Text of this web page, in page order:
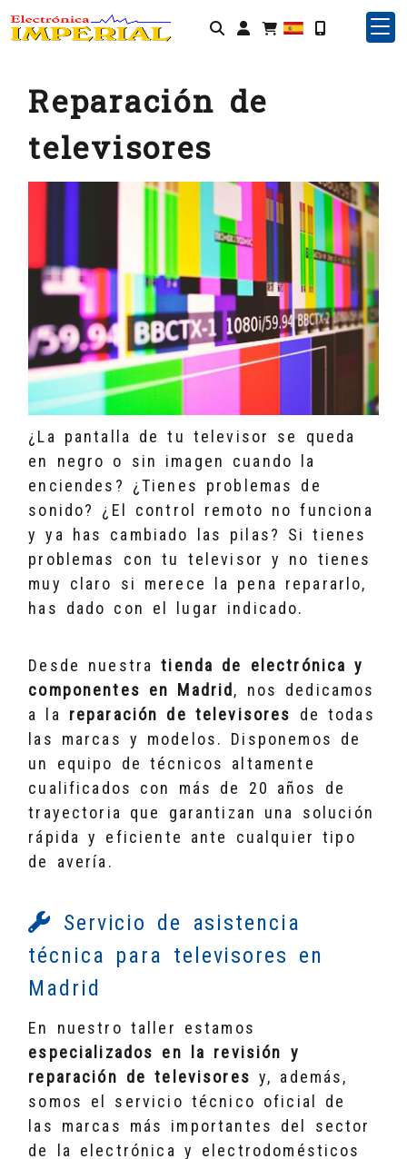
Identifícate
Reparación de
televisores
¿La pantalla de tu televisor se queda
en negro o sin imagen cuando la
enciendes? ¿Tienes problemas de
sonido? ¿El control remoto no funciona
y ya has cambiado las pilas? Si tienes
problemas con tu televisor y no tienes
muy claro si merece la pena repararlo,
has dado con el lugar indicado.
Desde nuestratienda de electrónica y
componentes en Madrid , nos dedicamos
a la reparación de televisores de todas
las marcas y modelos. Disponemos de
un equipo de técnicos altamente
cualificados con más de 20 años de
trayectoria que garantizan una solución
rápida y eficiente ante cualquier tipo
de avería.
Servicio de asistencia
técnica para televisores en
Madrid
En nuestro taller estamos
especializados en la revisión y
reparación de televisores y, además,
somos el servicio técnico oficial de
las marcas más importantes del sector
de la electrónica y electrodomésticos